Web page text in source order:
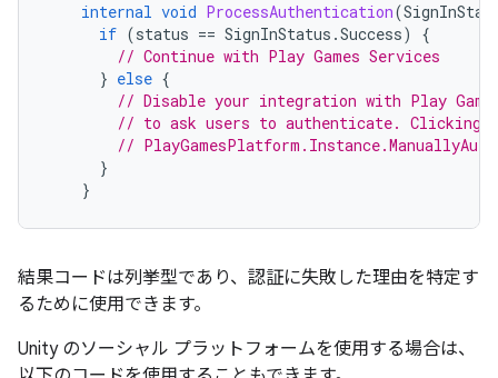
internal void ProcessAuthentication(
if (status == SignInStatus .Success)
{
// Continue with Play Games Services
} else {
// Disable your integration with Play
// to ask users to authenticate. Clicking
//
}
}
結果コードは列挙型であり、認証に失敗した理由を特定す
るために使用できます。
Unity のソーシャル プラットフォームを使用する場合は、